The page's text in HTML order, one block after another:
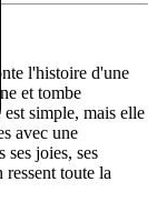
l'histoire d'une
et tombe
simple, mais elle
avec une
joies, ses
ressent toute la